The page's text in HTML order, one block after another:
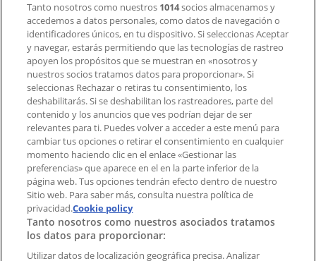
Contacto comercial y de marketing
Tienda mal colocada en el mapa
Notificar un folleto
¿Encontraste un problema en la web o en la
aplicación?
Índices
Marcas
Marcas locales
Negocios
Negocios cercanos
Productos
Productos locales
Tanto nosotros como nuestros 1014socios almacenamos y
accedemos a datos personales, como datos de navegación o
identificadores únicos, en tu dispositivo. Si seleccionas Aceptar
y navegar, estarás permitiendo que las tecnologías de rastreo
apoyen los propósitos que se muestran en «nosotros y
nuestros socios tratamos datos para proporcionar». Si
seleccionas Rechazar o retiras tu consentimiento, los
deshabilitarás. Si se deshabilitan los rastreadores, parte del
contenido y los anuncios que ves podrían dejar de ser
relevantes para ti. Puedes volver a acceder a este menú para
cambiar tus opciones o retirar el consentimiento en cualquier
momento haciendo clic en el enlace «Gestionar las
preferencias» que aparece en el en la parte inferior de la
página web. Tus opciones tendrán efecto dentro de nuestro
Sitio web. Para saber más, consulta nuestra política de
privacidad.Cookie policy
Tanto nosotros como nuestros asociados tratamos
los datos para proporcionar:
Utilizar datos de localización geográfica precisa. Analizar